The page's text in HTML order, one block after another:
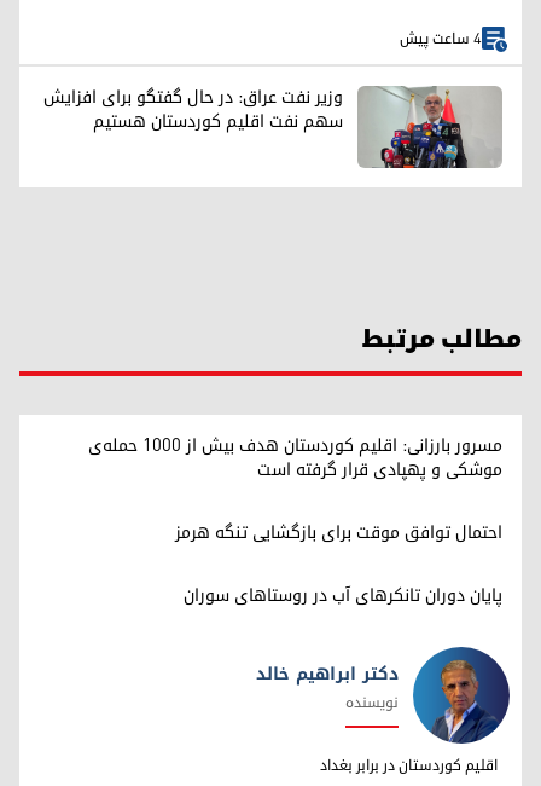
4 ساعت پیش
وزیر نفت عراق: در حال گفتگو برای افزایش
سهم نفت اقلیم کوردستان هستیم
مطالب مرتبط
مسرور بارزانی: اقلیم کوردستان هدف بیش از ۱۰۰۰ حمله‌ی
موشکی و پهپادی قرار گرفته است
احتمال توافق موقت برای بازگشایی تنگه هرمز
پایان دوران تانکرهای آب در روستاهای سوران
دکتر ابراهیم خالد
دکتر ابراهیم خالد
نویسنده
اقلیم کوردستان در برابر بغداد